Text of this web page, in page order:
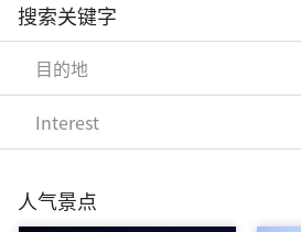
搜索关键字
目的地
Interest
人气景点